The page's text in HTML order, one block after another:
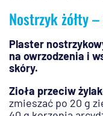
Nostrzyk żółty
Plaster
na owrzodzenia i
skóry.
Zioła przeciw
zmieszać po 20 g